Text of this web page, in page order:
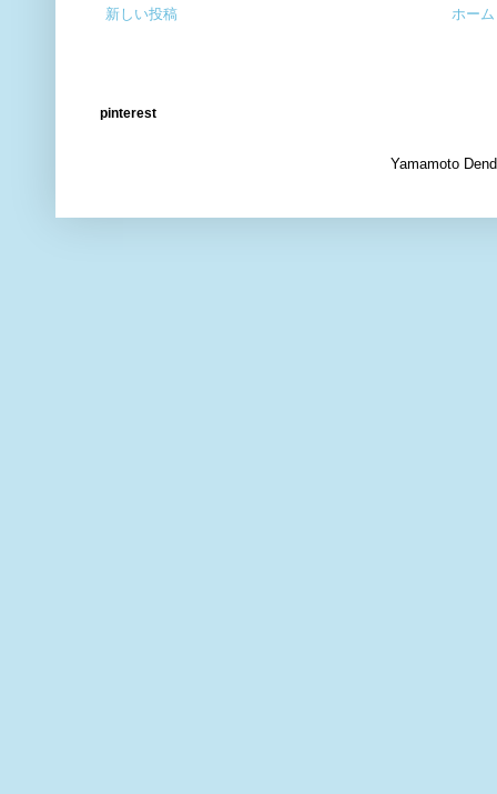
新しい投稿 ホーム
pinterest
Yamamoto